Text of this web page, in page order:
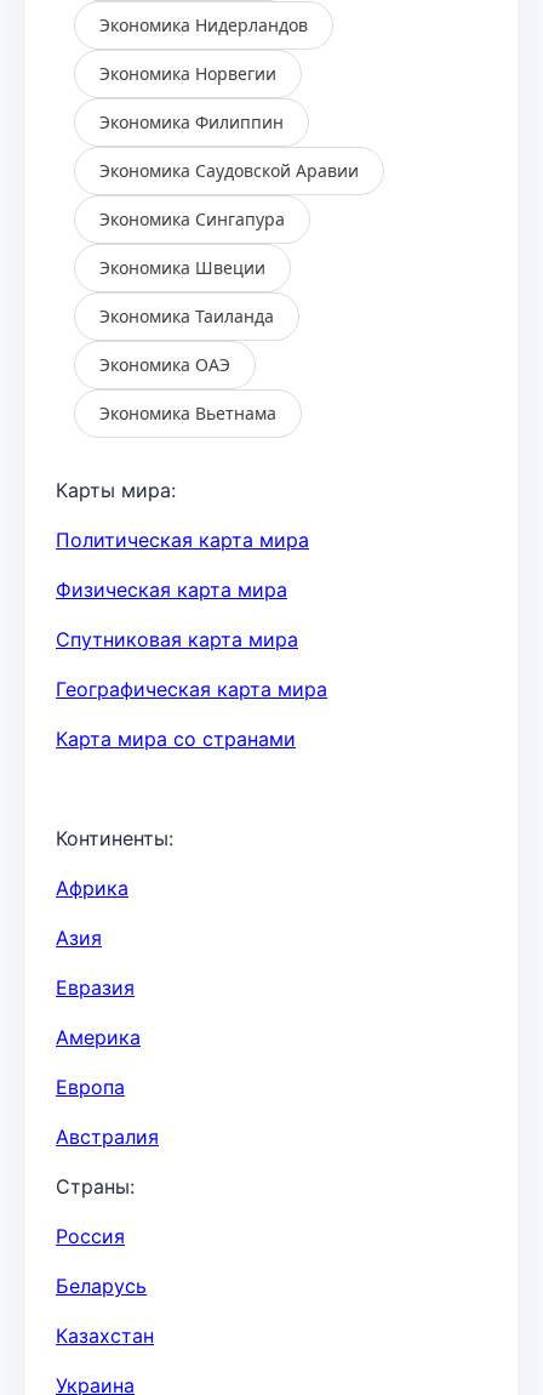
Экономика Нидерландов
Экономика Норвегии
Экономика Филиппин
Экономика Саудовской Аравии
Экономика Сингапура
Экономика Швеции
Экономика Таиланда
Экономика ОАЭ
Экономика Вьетнама
Карты мира:
Политическая карта мира
Физическая карта мира
Спутниковая карта мира
Географическая карта мира
Карта мира со странами
Континенты:
Африка
Азия
Евразия
Америка
Европа
Австралия
Страны:
Россия
Беларусь
Казахстан
Украина